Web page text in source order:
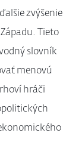
zvýšenie
Tieto
slovník
menovú
hráči